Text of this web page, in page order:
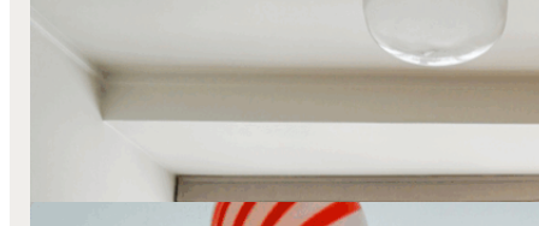
Drømmende lethed hos Signe Hedemann
Læs mere